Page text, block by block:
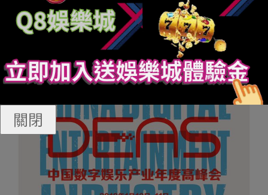
預示著新一年市場的開端——就讓我們一同在這個重要時
間節點，來聆聽業界領軍者們對泛娛樂產業的高瞻遠矚及
關閉